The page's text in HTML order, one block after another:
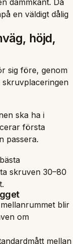
en väldigt dålig
höjd,
sig före, genom
ska ha i
första
passera.
skruven 30–80
blir
om
mellan